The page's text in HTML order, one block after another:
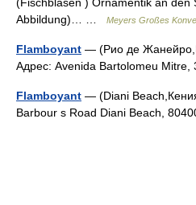
Abbildung)… …
Meyers Großes
Flamboyant — (Рио де
Адрес: Avenida Bartolomeu
Flamboyant — (Diani
Barbour s Road Diani Beach,